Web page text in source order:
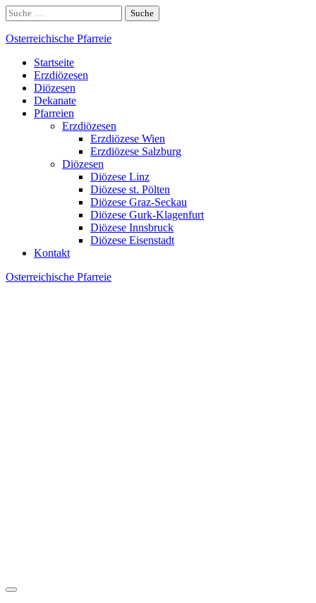
Skip
to
content
Suche
nach:
Osterreichische Pfarreie
Startseite
Erzdiözesen
Diözesen
Dekanate
Pfarreien
Erzdiözesen
Erzdiözese Wien
Erzdiözese Salzburg
Diözesen
Diözese Linz
Diözese st. Pölten
Diözese Graz-Seckau
Diözese Gurk-Klagenfurt
Diözese Innsbruck
Diözese Eisenstadt
Kontakt
Osterreichische Pfarreie